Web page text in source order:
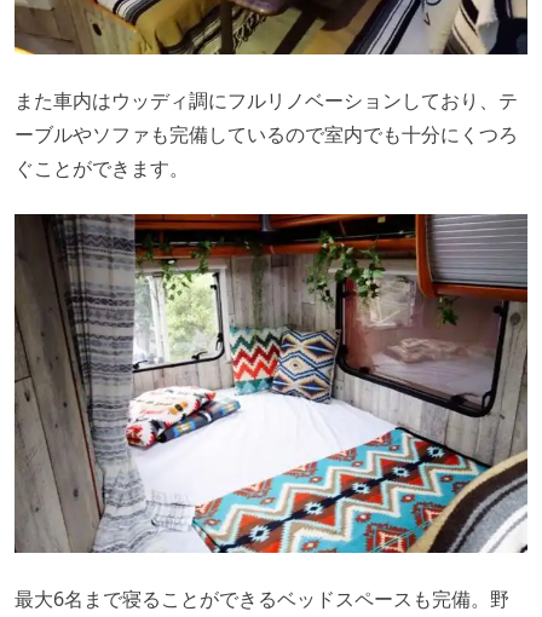
また車内はウッディ調にフルリノベーションしており、テ
ーブルやソファも完備しているので室内でも十分にくつろ
ぐことができます。
最大6名まで寝ることができるベッドスペースも完備。野